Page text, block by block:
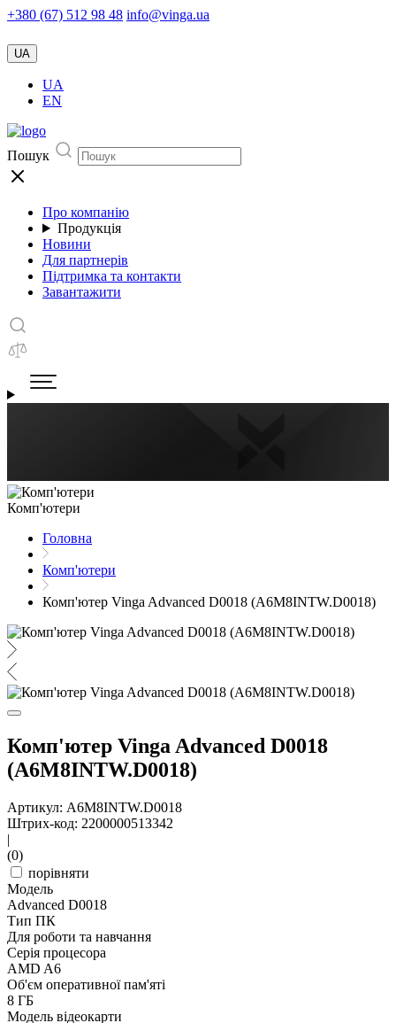
+380 (67) 512 98 48 info@vinga.ua
UA
UA
EN
Пошук
Про компанію
Продукція
Новини
Для партнерів
Підтримка та контакти
Завантажити
Комп'ютери
Головна
Комп'ютери
Комп'ютер Vinga Advanced D0018 (A6M8INTW.D0018)
Комп'ютер Vinga Advanced D0018
(A6M8INTW.D0018)
Артикул: A6M8INTW.D0018
Штрих-код: 2200000513342
|
(0)
порівняти
Модель
Advanced D0018
Тип ПК
Для роботи та навчання
Серія процесора
AMD A6
Об'єм оперативної пам'яті
8 ГБ
Модель відеокарти